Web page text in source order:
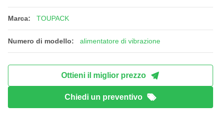
Marca: TOUPACK
Numero di modello: alimentatore di vibrazione
Ottieni il miglior prezzo
Chiedi un preventivo